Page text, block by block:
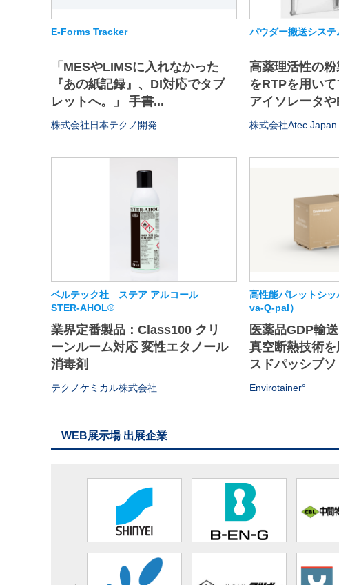
E-Forms Tracker
「MESやLIMSに入れなかった
『あの紙記録』、DI対応でタブ
レットへ。」 手書...
株式会社日本テクノ開発
パウダー搬送システ
高薬理活性の
をRTPを用い
アイソレータ
株式会社Atec Japan
ベルテック社 ステア アルコール
STER-AHOL®
業界定番製品：Class100 クリ
ーンルーム対応 変性エタノール
消毒剤
テクノケミカル株式会社
高性能パレットシ
va-Q-pal）
医薬品GDP輸
真空断熱技術
スドパッシブ
Envirotainer°
WEB展示場 出展企業